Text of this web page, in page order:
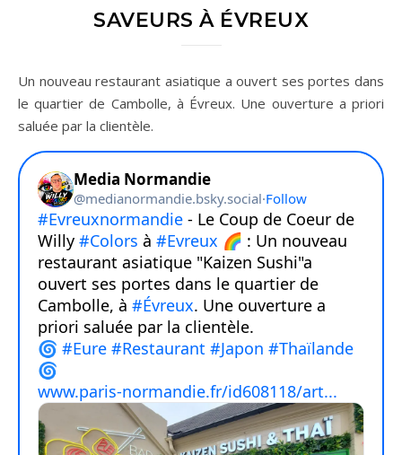
SAVEURS À ÉVREUX
Un nouveau restaurant asiatique a ouvert ses portes dans
le quartier de Cambolle, à Évreux. Une ouverture a priori
saluée par la clientèle.